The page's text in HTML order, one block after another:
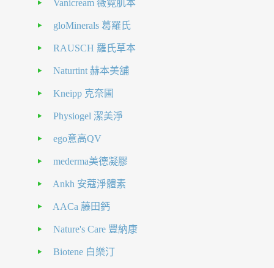
Vanicream 薇霓肌本
gloMinerals 葛羅氏
RAUSCH 羅氏草本
Naturtint 赫本美舖
Kneipp 克奈圃
Physiogel 潔美淨
ego意高QV
mederma美德凝膠
Ankh 安蔻淨體素
AACa 藤田鈣
Nature's Care 豐納康
Biotene 白樂汀